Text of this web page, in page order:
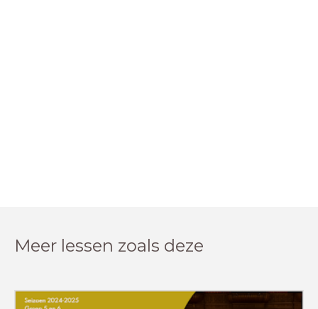
Meer lessen zoals deze